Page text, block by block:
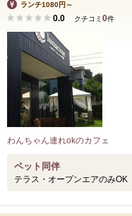
ランチ1080円～
0.0 クチコミ 0件
わんちゃん連れokのカフェ
ペット同伴
テラス・オープンエアのみOK